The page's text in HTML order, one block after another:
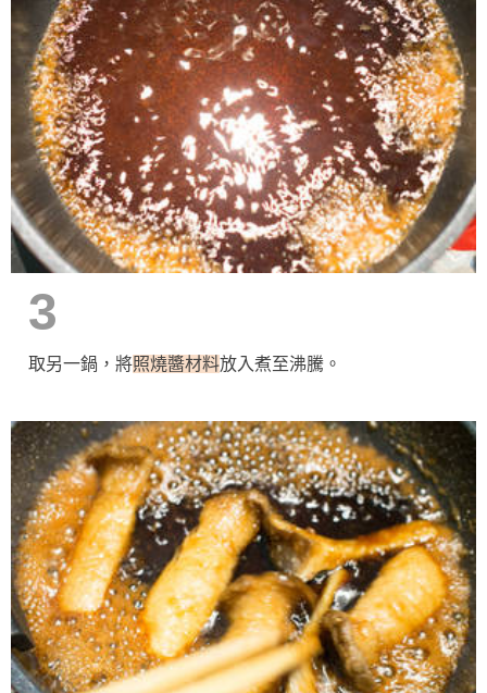
3
取另一鍋，將照燒醬材料放入煮至沸騰。